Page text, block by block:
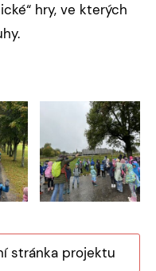
hry, ve kterých
stránka projektu